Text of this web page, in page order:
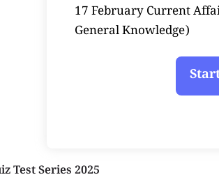
17 February Current
General Knowledge)
Test Series 2025